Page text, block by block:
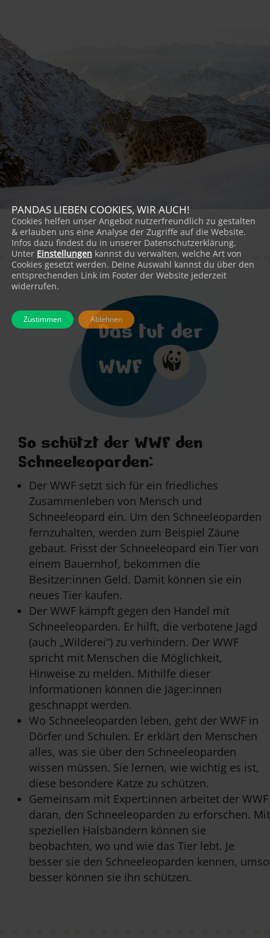
So schützt der WWF den
Schneeleoparden:
Der WWF setzt sich für ein friedliches
Zusammenleben von Mensch und
Schneeleopard ein. Um den Schneeleoparden
fernzuhalten, werden zum Beispiel Zäune
gebaut. Frisst der Schneeleopard ein Tier von
einem Bauernhof, bekommen die
Besitzer:innen Geld. Damit können sie ein
neues Tier kaufen.
Der WWF kämpft gegen den Handel mit
Schneeleoparden. Er hilft, die verbotene Jagd
(auch „Wilderei“) zu verhindern. Der WWF
spricht mit Menschen die Möglichkeit,
Hinweise zu melden. Mithilfe dieser
Informationen können die Jäger:innen
geschnappt werden.
Wo Schneeleoparden leben, geht der WWF in
Dörfer und Schulen. Er erklärt den Menschen
alles, was sie über den Schneeleoparden
wissen müssen. Sie lernen, wie wichtig es ist,
diese besondere Katze zu schützen.
Gemeinsam mit Expert:innen arbeitet der WWF
daran, den Schneeleoparden zu erforschen. Mit
speziellen Halsbändern können sie
beobachten, wo und wie das Tier lebt. Je
besser sie den Schneeleoparden kennen, umso
besser können sie ihn schützen.
PANDAS LIEBEN COOKIES, WIR AUCH!
Cookies helfen unser Angebot nutzerfreundlich zu gestalten
& erlauben uns eine Analyse der Zugriffe auf die Website.
Infos dazu findest du in unserer Datenschutzerklärung.
Unter Einstellungen kannst du verwalten, welche Art von
Cookies gesetzt werden. Deine Auswahl kannst du über den
entsprechenden Link im Footer der Website jederzeit
widerrufen.
Zustimmen Ablehnen